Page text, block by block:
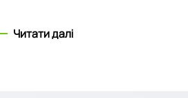
Читати далі